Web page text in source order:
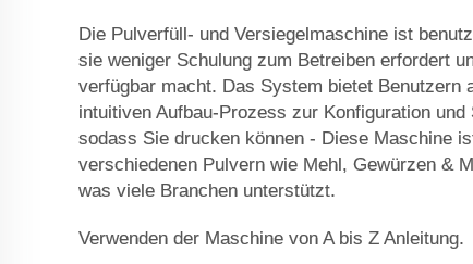
Die Pulverfüll- und Versiegelmaschine ist
sie weniger Schulung zum Betreiben erfordert
verfügbar macht. Das System bietet Benutzern
intuitiven Aufbau-Prozess zur Konfiguration
sodass Sie drucken können - Diese Maschine
verschiedenen Pulvern wie Mehl, Gewürzen &
was viele Branchen unterstützt.
Verwenden der Maschine von A bis Z Anleitung.